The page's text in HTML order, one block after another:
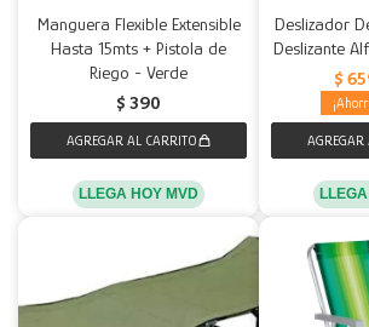
Manguera Flexible Extensible
Hasta 15mts + Pistola de
Riego - Verde
$ 390
LLEGA HOY MVD
Deslizador
Deslizante
$